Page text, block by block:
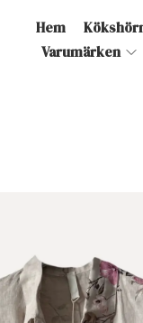
Hem
Varumärken